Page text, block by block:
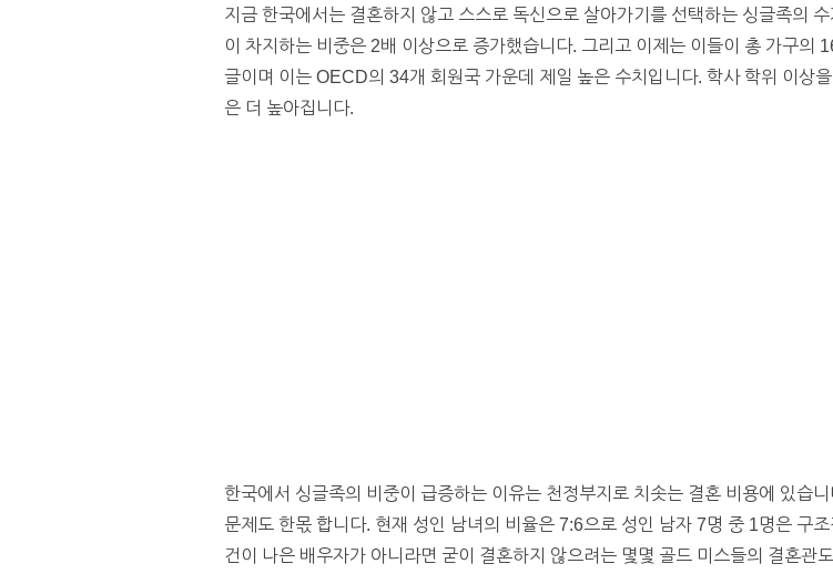
지금 한국에서는 결혼하지 않고 스스로 독신으로 살아가기를 선택하는 싱글족의
이 차지하는 비중은 2배 이상으로 증가했습니다. 그리고 이제는 이들이 총 가구의
글이며 이는 OECD의 34개 회원국 가운데 제일 높은 수치입니다. 학사 학위 이상
은 더 높아집니다.
한국에서 싱글족의 비중이 급증하는 이유는 천정부지로 치솟는 결혼 비용에 있습
문제도 한몫 합니다. 현재 성인 남녀의 비율은 7:6으로 성인 남자 7명 중 1명은 구
건이 나은 배우자가 아니라면 굳이 결혼하지 않으려는 몇몇 골드 미스들의 결혼관